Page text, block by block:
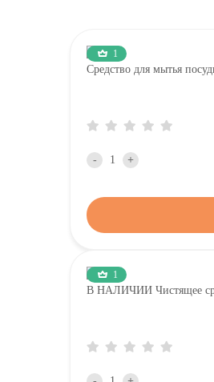
1
Средство для мытья
- +
1
В НАЛИЧИИ Чистящее